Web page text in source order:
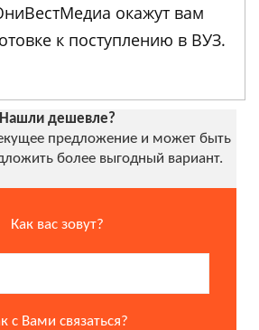
окажут вам
к поступлению в ВУЗ.
Нашли дешевле?
предложение и может быть
более выгодный вариант.
Как вас зовут?
с Вами связаться?